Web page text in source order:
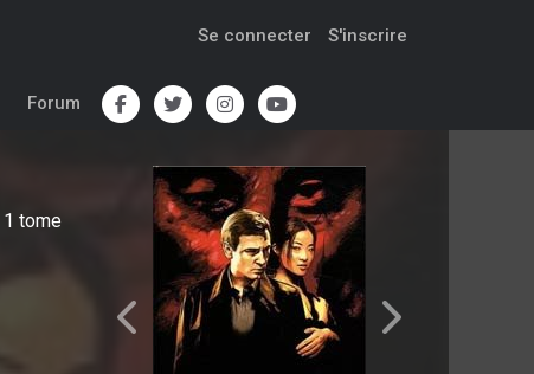
Se connecter S'inscrire
Forum
1 tome